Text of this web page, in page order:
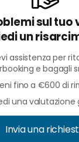
sul tuo
un
assistenza per
e bagagli
fino a €600 di
una valutazione
Invia una